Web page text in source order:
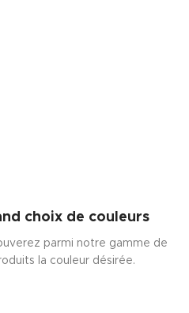
choix de couleurs
parmi notre gamme de
la couleur désirée.